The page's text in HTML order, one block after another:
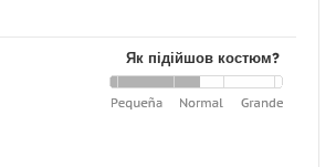
Як підійшов костюм?